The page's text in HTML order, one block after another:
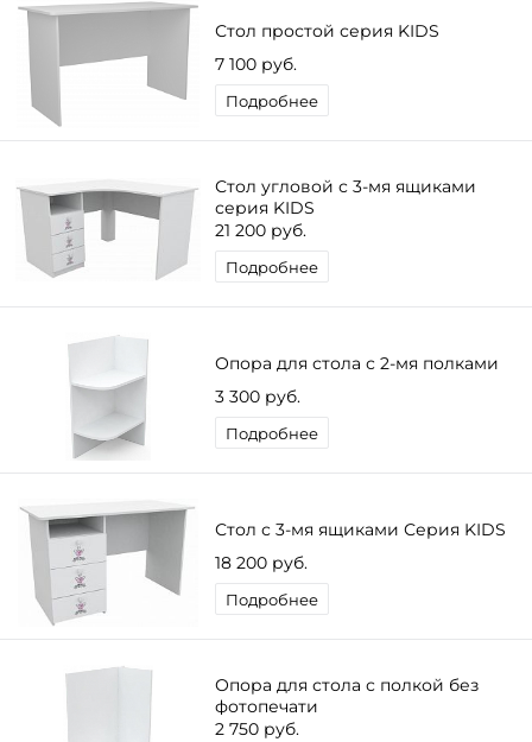
Стол простой серия KIDS
7 100 руб.
Подробнее
Стол угловой с 3-мя ящиками
серия KIDS
21 200 руб.
Подробнее
Опора для стола с 2-мя полками
3 300 руб.
Подробнее
Стол с 3-мя ящиками Серия KIDS
18 200 руб.
Подробнее
Опора для стола с полкой без
фотопечати
2 750 руб.